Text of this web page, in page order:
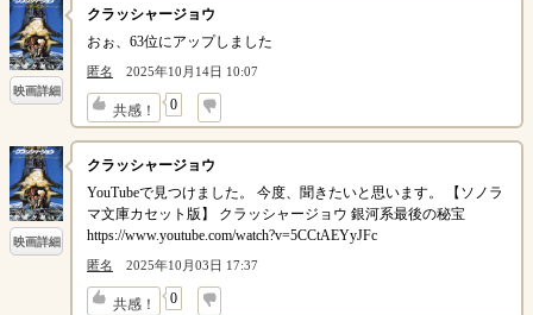
映画詳細
クラッシャージョウ
おぉ、63位にアップしました
匿名 2025年10月14日 10:07
共感！ 0
↓
映画詳細
クラッシャージョウ
YouTubeで見つけました。 今度、聞きたいと思います。 【ソノラ
マ文庫カセット版】 クラッシャージョウ 銀河系最後の秘宝
https://www.youtube.com/watch?v=5CCtAEYyJFc
匿名 2025年10月03日 17:37
共感！ 0
↓